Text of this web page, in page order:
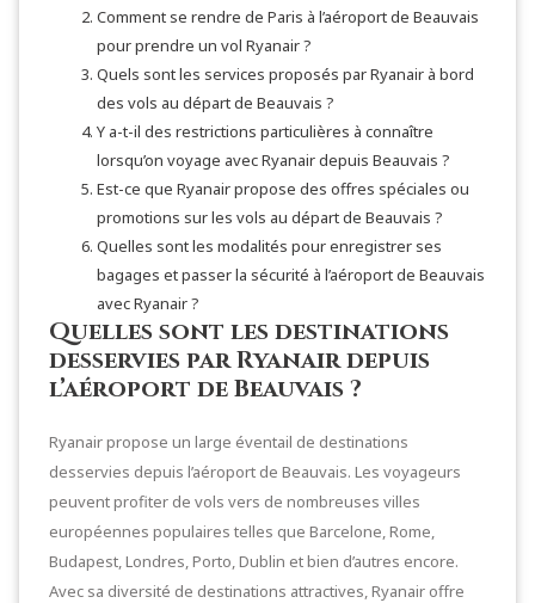
Comment se rendre de Paris à l’aéroport de Beauvais
pour prendre un vol Ryanair ?
Quels sont les services proposés par Ryanair à bord
des vols au départ de Beauvais ?
Y a-t-il des restrictions particulières à connaître
lorsqu’on voyage avec Ryanair depuis Beauvais ?
Est-ce que Ryanair propose des offres spéciales ou
promotions sur les vols au départ de Beauvais ?
Quelles sont les modalités pour enregistrer ses
bagages et passer la sécurité à l’aéroport de Beauvais
avec Ryanair ?
Quelles sont les destinations
desservies par Ryanair depuis
l’aéroport de Beauvais ?
Ryanair propose un large éventail de destinations
desservies depuis l’aéroport de Beauvais. Les voyageurs
peuvent profiter de vols vers de nombreuses villes
européennes populaires telles que Barcelone, Rome,
Budapest, Londres, Porto, Dublin et bien d’autres encore.
Avec sa diversité de destinations attractives, Ryanair offre